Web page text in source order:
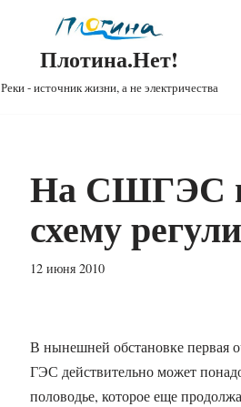
Плотина.Нет!
Реки - источник жизни, а не электричества
На СШГЭС
схему
12 июня 2010
В нынешней обстановке первая
ГЭС действительно может
половодье, которое еще